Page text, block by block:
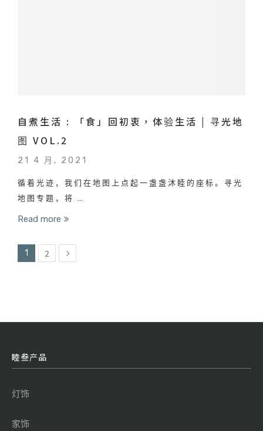
自煮生活 : 「食」回初衷，体验生活 | 寻光地
图 VOL.2
21 4 月, 2021
循着光迹，我们在地图上点起一盏盏沐睦的座标。寻光
地图专题，将 …
Read more
1 2
睦叁产品
灯饰
家饰